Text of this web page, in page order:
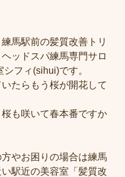
馬駅前の髪質改善トリ
ッドスパ練馬専門サロ
シフィ(sihui)です。
たらもう桜が開花して
桜も咲いて春本番ですか
やお困りの場合は練馬
駅近の美容室「髪質改